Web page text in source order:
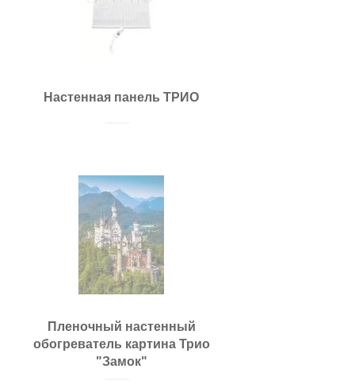
Настенная панель ТРИО
Пленочный настенный
обогреватель картина Трио
"Замок"